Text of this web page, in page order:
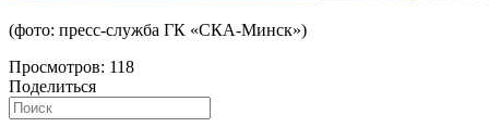
(фото: пресс-служба ГК «СКА-Минск»)
Просмотров: 118
Поделиться